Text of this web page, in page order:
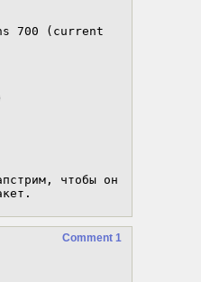
700 (current
чтобы он
Comment 1